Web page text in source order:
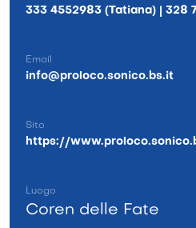
333 4552983 (Tatiana) | 328
Email
info@proloco.sonico.bs.it
Sito
https://
Luogo
Coren delle Fate